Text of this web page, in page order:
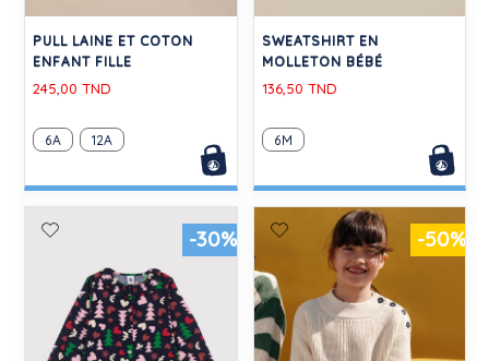
PULL LAINE ET COTON
ENFANT FILLE
245,00 TND
6A 12A
SWEATSHIRT EN
MOLLETON BÉBÉ
136,50 TND
6M
-30% -50%